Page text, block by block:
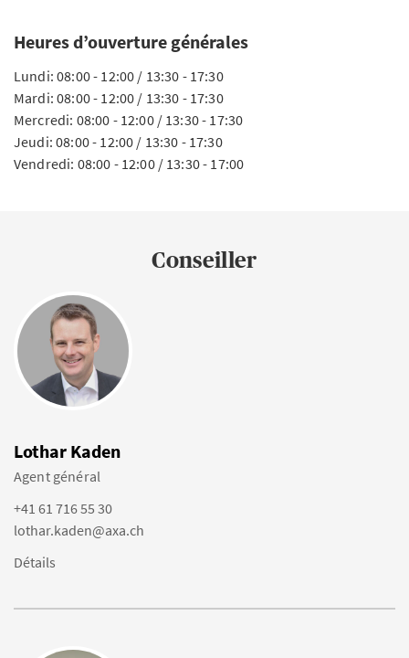
Heures d’ouverture générales
Lundi: 08:00 - 12:00 / 13:30 - 17:30
Mardi: 08:00 - 12:00 / 13:30 - 17:30
Mercredi: 08:00 - 12:00 / 13:30 - 17:30
Jeudi: 08:00 - 12:00 / 13:30 - 17:30
Vendredi: 08:00 - 12:00 / 13:30 - 17:00
Conseiller
Lothar Kaden
Agent général
+41 61 716 55 30
lothar.kaden@axa.ch
Détails